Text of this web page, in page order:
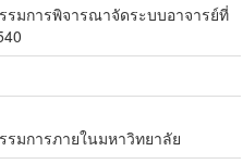
มการพิจารณาจัดระบบอาจารย์ที่
มการภายในมหาวิทยาลัย